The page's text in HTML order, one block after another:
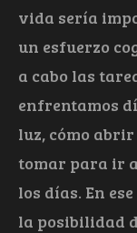
vida sería
un esfuerzo
a cabo las
enfrentamos
luz, cómo
tomar para ir
los días. En
la posibilidad